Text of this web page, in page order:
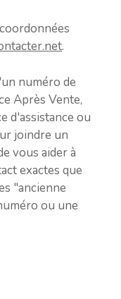
.
numéro de
Après Vente,
d'assistance ou
joindre un
vous aider à
exactes que
"ancienne
ou une